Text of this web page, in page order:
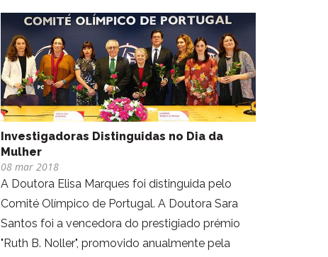
Investigadoras Distinguidas no Dia da
Mulher
08 mar 2018
​A Doutora Elisa Marques foi distinguida pelo
Comité Olímpico de Portugal. A Doutora Sara
Santos foi a vencedora do prestigiado prémio
"Ruth B. Noller", promovido anualmente pela